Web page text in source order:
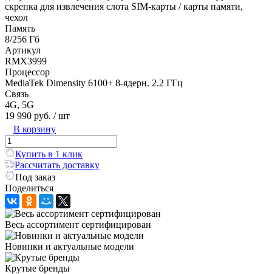
скрепка для извлечения слота SIM-карты / карты памяти,
чехол
Память
8/256 Гб
Артикул
RMX3999
Процессор
MediaTek Dimensity 6100+ 8-ядерн. 2.2 ГГц
Связь
4G, 5G
19 990 руб. / шт
В корзину
Купить в 1 клик
Рассчитать доставку
Под заказ
Поделиться
Весь ассортимент сертифицирован
Новинки и актуальные модели
Крутые бренды